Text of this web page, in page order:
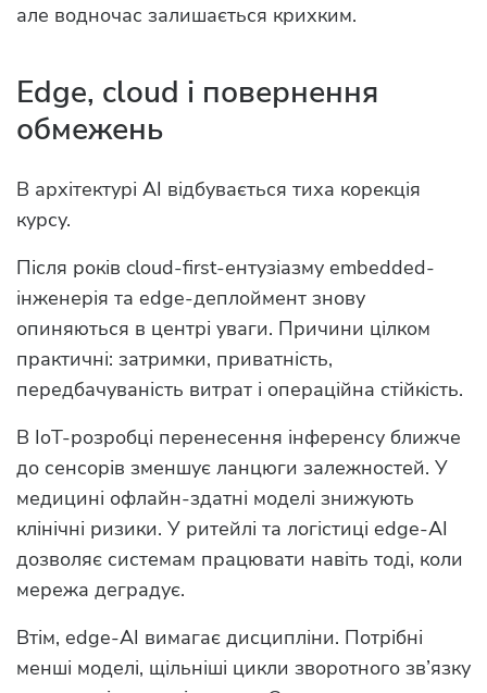
але водночас залишається крихким.
Edge, cloud і повернення
обмежень
В архітектурі AI відбувається тиха корекція
курсу.
Після років cloud-first-ентузіазму embedded-
інженерія та edge-деплоймент знову
опиняються в центрі уваги. Причини цілком
практичні: затримки, приватність,
передбачуваність витрат і операційна стійкість.
В IoT-розробці перенесення інференсу ближче
до сенсорів зменшує ланцюги залежностей. У
медицині офлайн-здатні моделі знижують
клінічні ризики. У ритейлі та логістиці edge-AI
дозволяє системам працювати навіть тоді, коли
мережа деградує.
Втім, edge-AI вимагає дисципліни. Потрібні
менші моделі, щільніші цикли зворотного зв’язку